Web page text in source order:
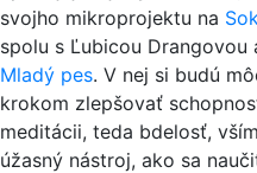
svojho mikroprojektu na
spolu s Ľubicou
Mladý pes. V nej si budú
krokom zlepšovať
meditácii, teda bdelosť,
úžasný nástroj, ako sa